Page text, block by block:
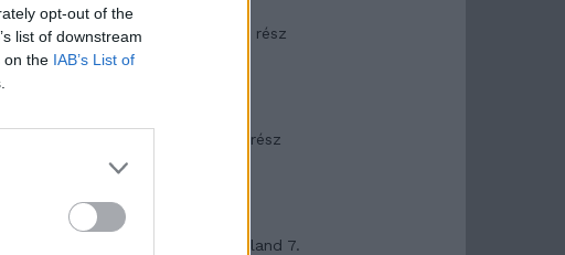
opt-out of the
list of downstream
on the IAB’s List of
Minka 10. rész
Minka 9. rész
Máltai kaland 7.